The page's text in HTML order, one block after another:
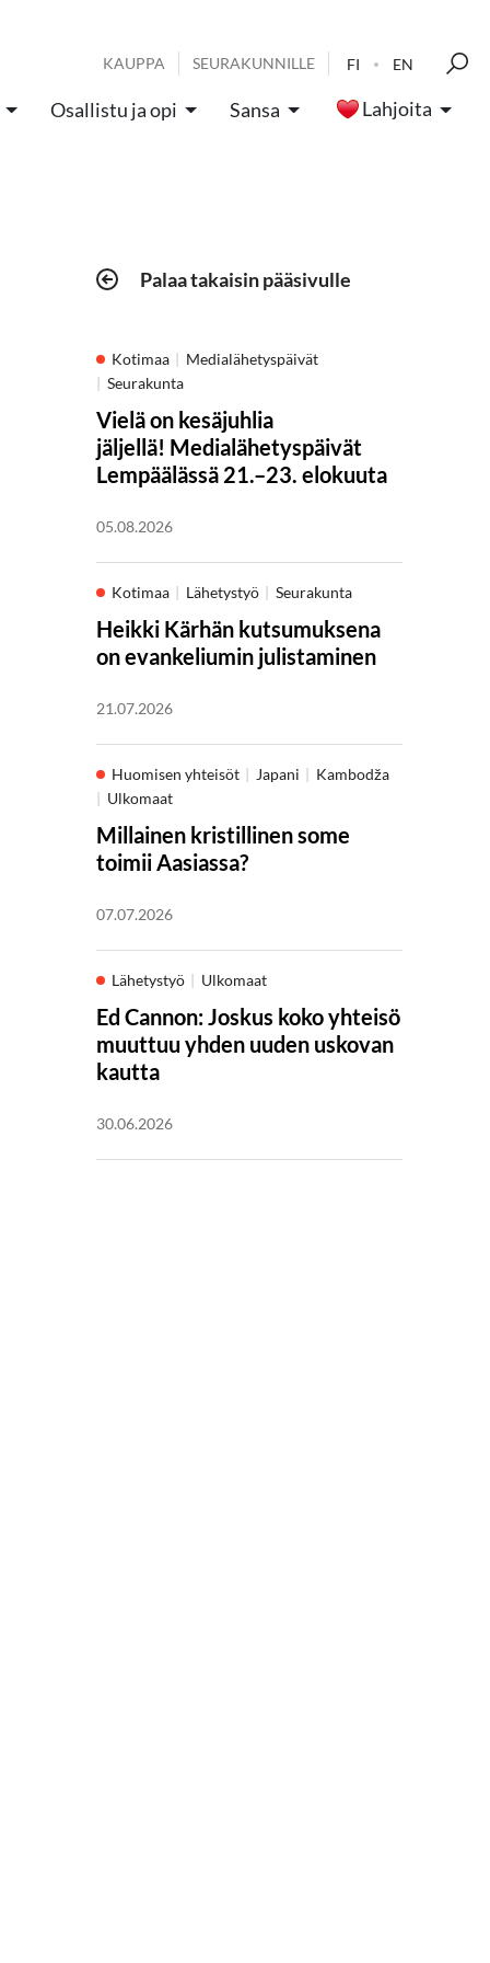
KAUPPA SEURAKUNNILLE FI EN
Osallistu ja opi Sansa Lahjoita
Palaa takaisin pääsivulle
Kotimaa
Medialähetyspäivät
Seurakunta
Vielä on kesäjuhlia
jäljellä! Medialähetyspäivät
Lempäälässä 21.–23. elokuuta
05.08.2026
Kotimaa Lähetystyö Seurakunta
Heikki Kärhän kutsumuksena
on evankeliumin julistaminen
21.07.2026
Huomisen yhteisöt Japani
Kambodža
Ulkomaat
Millainen kristillinen some
toimii Aasiassa?
07.07.2026
Lähetystyö Ulkomaat
Ed Cannon: Joskus koko yhteisö
muuttuu yhden uuden uskovan
kautta
30.06.2026